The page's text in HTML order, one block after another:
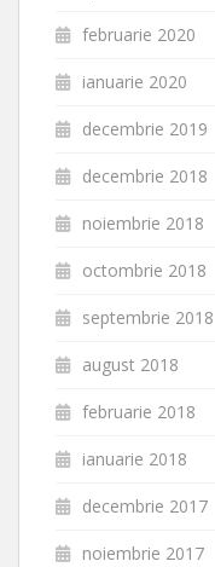
februarie 2020
ianuarie 2020
decembrie 2019
decembrie 2018
noiembrie 2018
octombrie 2018
septembrie 2018
august 2018
februarie 2018
ianuarie 2018
decembrie 2017
noiembrie 2017